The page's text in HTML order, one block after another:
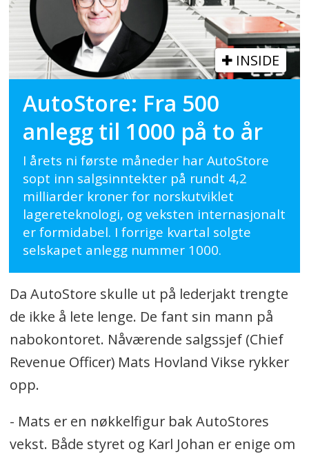
INSIDE
AutoStore: Fra 500
anlegg til 1000 på to år
I årets ni første måneder har AutoStore
sopt inn salgsinntekter på rundt 4,2
milliarder kroner for norskutviklet
lagereteknologi, og veksten internasjonalt
er formidabel. I forrige kvartal solgte
selskapet anlegg nummer 1000.
Da AutoStore skulle ut på lederjakt trengte
de ikke å lete lenge. De fant sin mann på
nabokontoret. Nåværende salgssjef (Chief
Revenue Officer) Mats Hovland Vikse rykker
opp.
- Mats er en nøkkelfigur bak AutoStores
vekst. Både styret og Karl Johan er enige om